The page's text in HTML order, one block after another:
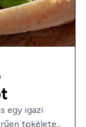
egy igazi
tökélete...